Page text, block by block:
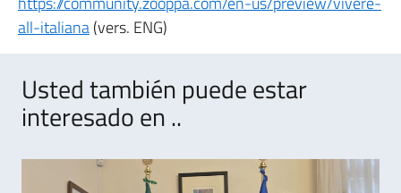
all-italiana(vers. ENG)
Usted también puede estar
interesado en ..